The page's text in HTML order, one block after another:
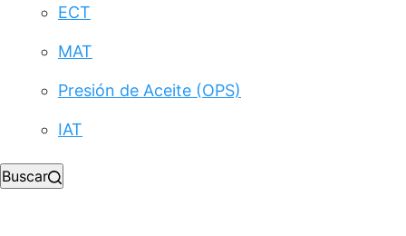
ECT
MAT
Presión de Aceite (OPS)
IAT
Buscar